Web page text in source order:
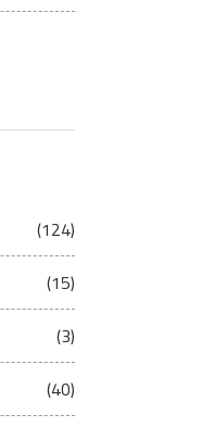
(124)
(15)
(3)
(40)